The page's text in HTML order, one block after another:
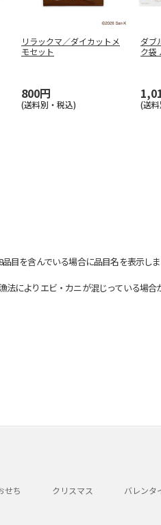
リラックマ／ダイカットメ
モセット
800円
(送料別・税込)
ダブ
ク袋
(送
目を含んでいる場合に品目名を表示しま
よりエビ・カニが混じっている場
せち クリスマス バレンタ